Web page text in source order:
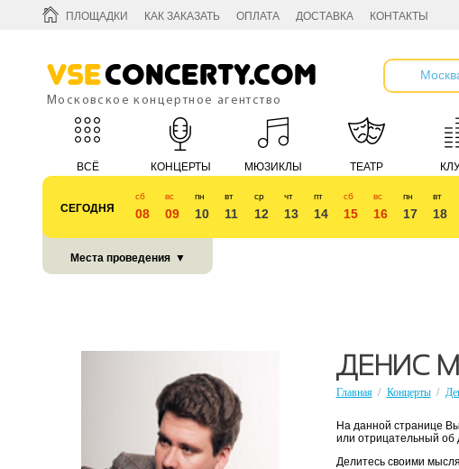
ПЛОЩАДКИ КАК ЗАКАЗАТЬ ОПЛАТА ДОСТАВКА КОНТАКТЫ
VseConcerty.com
Московское концертное агентство
ВСЁ КОНЦЕРТЫ МЮЗИКЛЫ ТЕАТР
СЕГОДНЯ
сб
08
вс
09
пн
10
вт
11
ср
12
чт
13
пт
14
сб
15
вс
16
пн
17
вт
18
Места проведения ▼
ДЕНИС
Главная / Концерты /
На данной странице
или отрицательный об
Делитесь своими